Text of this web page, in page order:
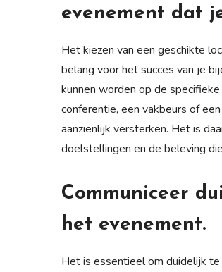
evenement dat
Het kiezen van een geschikte
belang voor het succes van je
kunnen worden op de
conferentie, een vakbeurs of
aanzienlijk versterken. Het is
doelstellingen en de beleving
Communiceer
het evenement.
Het is essentieel om duidelijk